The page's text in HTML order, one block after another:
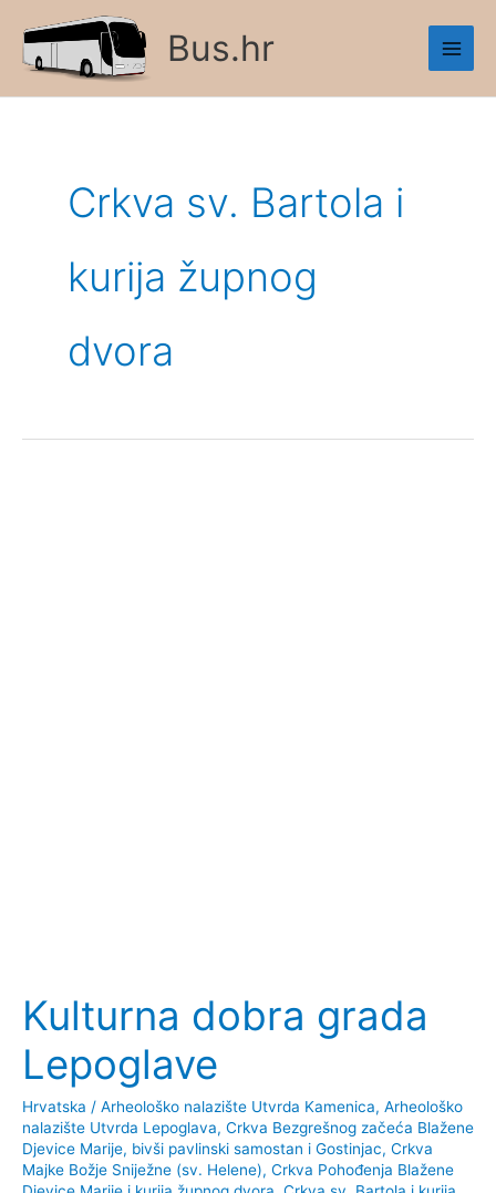
content
Bus.hr
Crkva sv. Bartola i
kurija župnog
dvora
Kulturna dobra grada
Lepoglave
Hrvatska / Arheološko nalazište Utvrda Kamenica, Arheološko
nalazište Utvrda Lepoglava, Crkva Bezgrešnog začeća Blažene
Djevice Marije, bivši pavlinski samostan i Gostinjac, Crkva
Majke Božje Sniježne (sv. Helene), Crkva Pohođenja Blažene